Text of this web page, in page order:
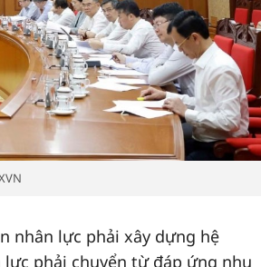
nhân lực phải xây dựng hệ
phải chuyển từ đáp ứng nhu